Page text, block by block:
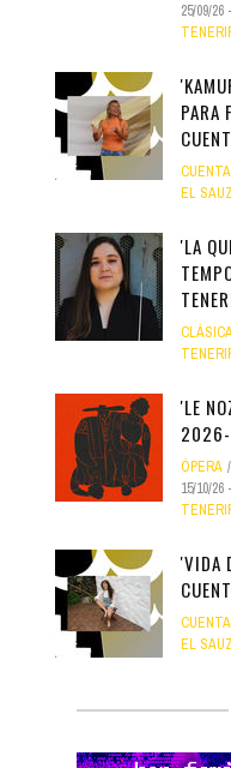
25/09/26 -
PARA
EL
'LA
'LE
2026-
ÓPERA
15/10/26 -
'VIDA
EL